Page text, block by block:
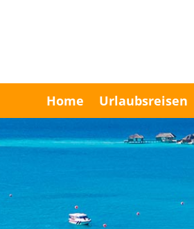
Home Urlaubsreisen